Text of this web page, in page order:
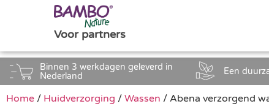
Voor partners
Binnen 3 werkdagen geleverd in
Nederland
Een
Home / Huidverzorging / Wassen / Abena verzorgend